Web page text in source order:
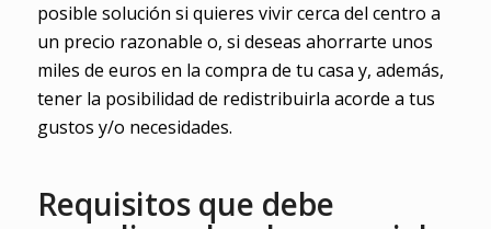
posible solución si quieres vivir cerca del centro a
un precio razonable o, si deseas ahorrarte unos
miles de euros en la compra de tu casa y, además,
tener la posibilidad de redistribuirla acorde a tus
gustos y/o necesidades.
Requisitos que debe